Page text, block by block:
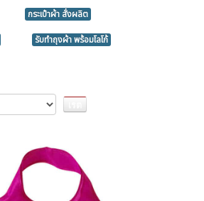
กระเป๋าผ้า สั่งผลิต
รับทำถุงผ้า พร้อมโลโก้